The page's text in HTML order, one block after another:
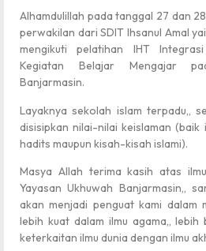
Alhamdulillah pada tanggal 27 dan
perwakilan dari SDIT Ihsanul Amal
mengikuti pelatihan IHT
Kegiatan Belajar Mengajar
Banjarmasin.
Layaknya sekolah islam terpadu,,
disisipkan nilai-nilai keislaman (baik
hadits maupun kisah-kisah islami).
Masya Allah terima kasih atas
Yayasan Ukhuwah Banjarmasin,,
akan menjadi penguat kami dalam
lebih kuat dalam ilmu agama,, lebih
keterkaitan ilmu dunia dengan ilmu